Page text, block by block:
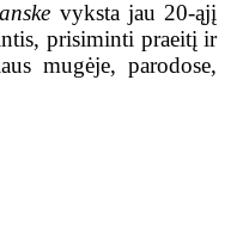
vyksta jau 20-ąjį
prisiminti praeitį ir
mugėje, parodose,